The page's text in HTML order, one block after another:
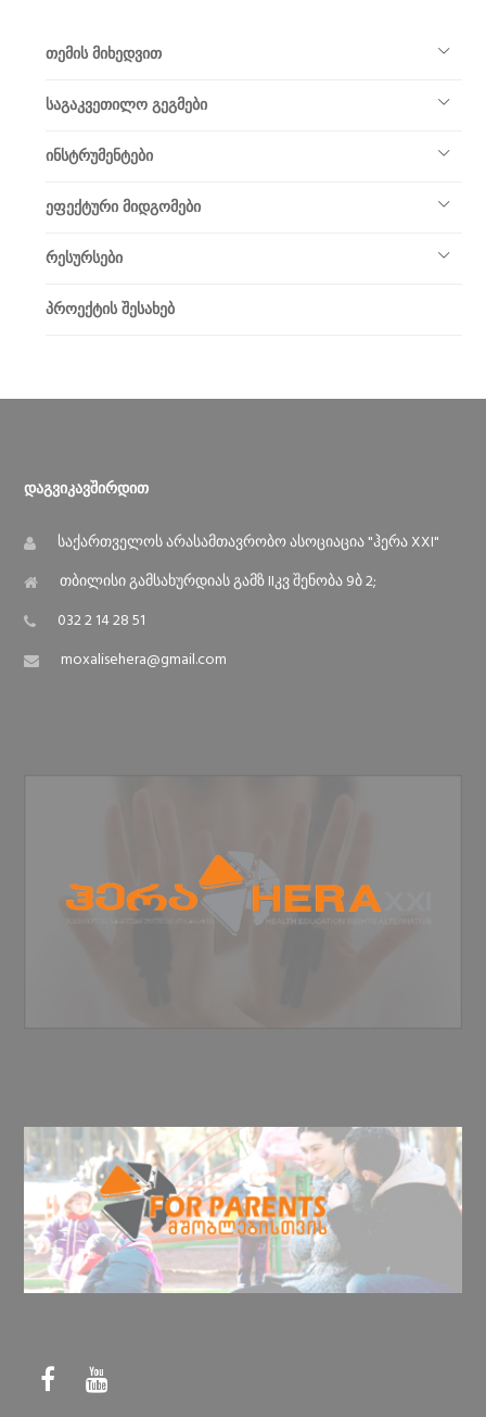
თემის მიხედვით
საგაკვეთილო გეგმები
ინსტრუმენტები
ეფექტური მიდგომები
რესურსები
პროექტის შესახებ
Დაგვიკავშირდით
საქართველოს არასამთავრობო ასოციაცია "ჰერა XXI"
თბილისი გამსახურდიას გამზ IIკვ შენობა 9ბ 2;
032 2 14 28 51
moxalisehera@gmail.com